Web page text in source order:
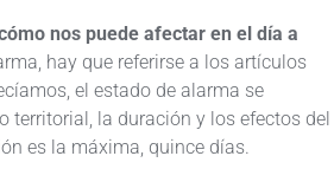
nos puede afectar en el día a
hay que referirse a los artículos
el estado de alarma se
territorial, la duración y los efectos del
es la máxima, quince días.